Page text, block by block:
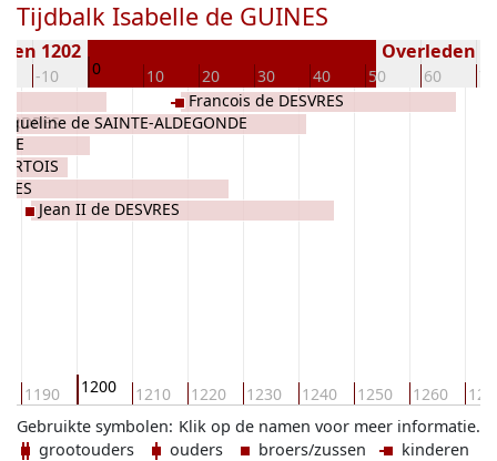
Tijdbalk Isabelle de GUINES
-10 0 10 20 30 40 50 60 70
1202 Overleden (
1190 1200 1210 1220 1230 1240 1250 1260
de SAINTE-ALDEGONDE
Jean II de DESVRES
Francois de DESVRES
Klik op de namen voor meer informatie.
Gebruikte symbolen:
grootouders
ouders broers/zussen kinderen